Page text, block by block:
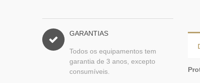
GARANTIAS
Todos os equipamentos tem
garantia de 3 anos, excepto
consumíveis.